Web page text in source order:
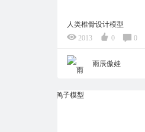
人类椎骨设计模型
2013
0 0
雨辰傲娃